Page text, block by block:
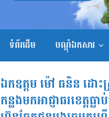
ទំព័រដើម បណ្តុំឯកសារ
ឯកឧត្តម ម៉ៅ ធនិន ដោ
កន្លងមកអាជ្ញាធរខេត្ត